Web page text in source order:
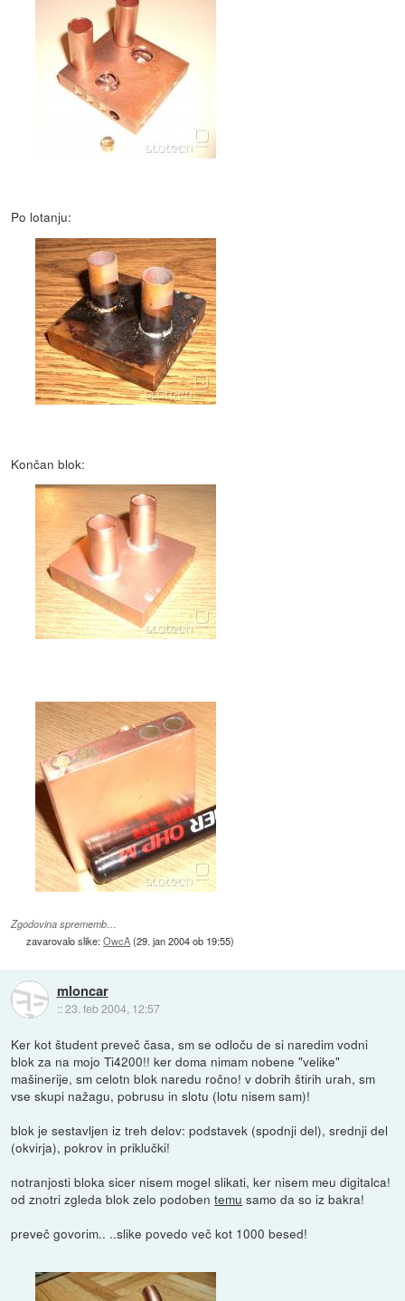
Po lotanju:
Končan blok:
Zgodovina sprememb…
zavarovalo slike:OwcA(29. jan 2004 ob 19:55)
mloncar
::23. feb 2004, 12:57
Ker kot študent preveč časa, sm se odloču de si naredim vodni
blok za na mojo Ti4200!! ker doma nimam nobene "velike"
mašinerije, sm celotn blok naredu ročno! v dobrih štirih urah, sm
vse skupi nažagu, pobrusu in slotu (lotu nisem sam)!
blok je sestavljen iz treh delov: podstavek (spodnji del), srednji del
(okvirja), pokrov in priklučki!
notranjosti bloka sicer nisem mogel slikati, ker nisem meu digitalca!
od znotri zgleda blok zelo podobentemu samo da so iz bakra!
preveč govorim.. ..slike povedo več kot 1000 besed!